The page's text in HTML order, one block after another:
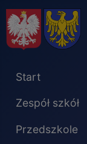
Start
Zespół szkół
Przedszkole